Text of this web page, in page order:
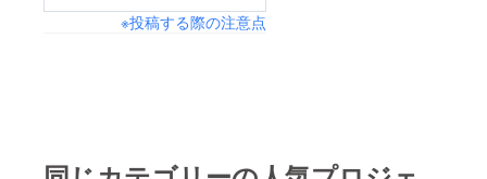
※投稿する際の注意点